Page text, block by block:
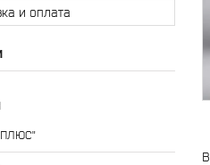
и оплата